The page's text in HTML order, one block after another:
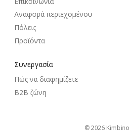
Αναφορά περιεχομένου
Πόλεις
Προϊόντα
Συνεργασία
Πώς να διαφημίζετε
B2B ζώνη
© 2026